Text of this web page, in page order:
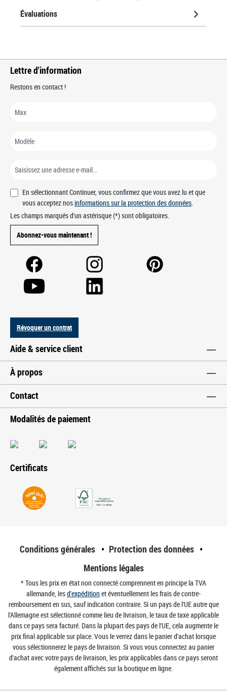
Évaluations
Lettre d'information
Restons en contact !
En sélectionnant Continuer, vous confirmez que vous avez lu et que
vous acceptez nosinformations sur la protection des données.
Les champs marqués d'un astérisque (*) sont obligatoires.
Abonnez-vous maintenant !
Révoquer un contrat
Aide & service client
À propos
Contact
Modalités de paiement
Certificats
Conditions générales
Protection des données
Mentions légales
* Tous les prix en état non connecté comprennent en principe la TVA
allemande, lesd'expédition et éventuellement les frais de contre-
remboursement en sus, sauf indication contraire. Si un pays de l'UE autre que
l'Allemagne est sélectionné comme lieu de livraison, le taux de taxe applicable
dans ce pays sera facturé. Dans la plupart des pays de l'UE, cela augmente le
prix final applicable sur place. Vous le verrez dans le panier d'achat lorsque
vous sélectionnerez le pays de livraison. Si vous vous connectez au panier
d'achat avec votre pays de livraison, les prix applicables dans ce pays seront
également affichés sur la boutique en ligne.